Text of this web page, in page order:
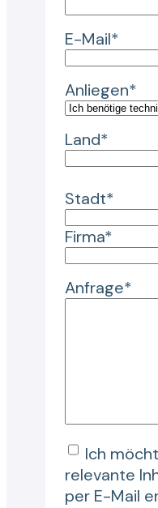
E-Mail*
Anliegen*
Land*
Stadt*
Firma*
Anfrage*
Ich
relevante
per E-Mail